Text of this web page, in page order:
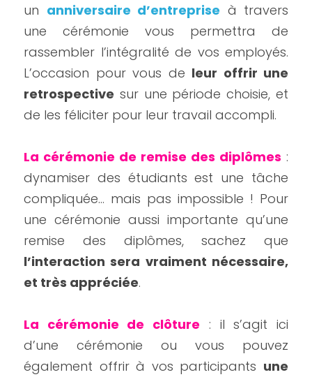
un anniversaire d’entreprise à travers
une cérémonie vous permettra de
rassembler l’intégralité de vos employés.
L’occasion pour vous de leur offrir une
retrospective sur une période choisie, et
de les féliciter pour leur travail accompli.
La cérémonie de remise des diplômes :
dynamiser des étudiants est une tâche
compliquée… mais pas impossible ! Pour
une cérémonie aussi importante qu’une
l’interaction sera vraiment nécessaire,
et très appréciée.
La cérémonie de clôture : il s’agit ici
d’une cérémonie ou vous pouvez
également offrir à vos participants une